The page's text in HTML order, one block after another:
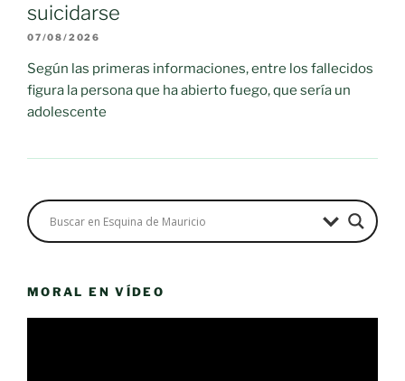
suicidarse
07/08/2026
Según las primeras informaciones, entre los fallecidos
figura la persona que ha abierto fuego, que sería un
adolescente
MORAL EN VÍDEO